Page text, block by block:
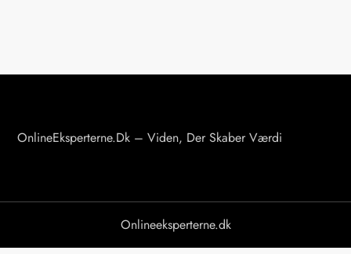
g
OnlineEksperterne.dk – Viden, Der Skaber Værdi
Onlineeksperterne.dk